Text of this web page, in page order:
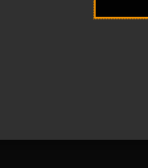
229,00
Preis
Aktueller